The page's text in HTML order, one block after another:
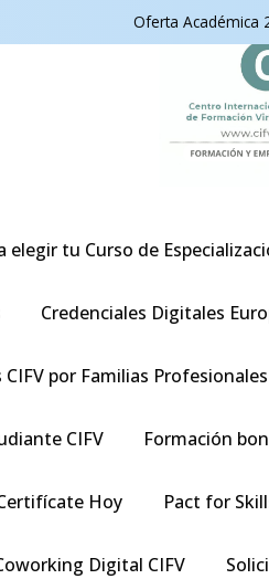
Oferta Académica
elegir tu Curso de
Credenciales Digitales
CIFV por Familias Profesionales
CIFV Formación
Hoy Pact for
Digital CIFV